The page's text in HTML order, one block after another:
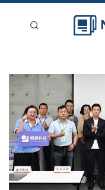
新聞稿分類
登入
刊登